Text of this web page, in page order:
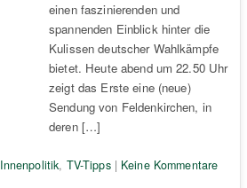
einen faszinierenden und
spannenden Einblick hinter die
Kulissen deutscher Wahlkämpfe
bietet. Heute abend um 22.50 Uhr
zeigt das Erste eine (neue)
Sendung von Feldenkirchen, in
deren […]
Innenpolitik, TV-Tipps| Keine Kommentare